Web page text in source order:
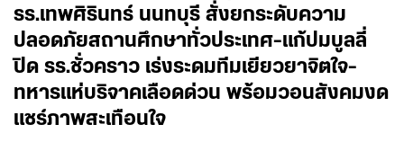
รร.เทพศิรินทร์ นนทบุรี สั่งยกระดับความ
ปลอดภัยสถานศึกษาทั่วประเทศ-แก้ปมบูลลี่
ปิด รร.ชั่วคราว เร่งระดมทีมเยียวยาจิตใจ-
ทหารแห่บริจาคเลือดด่วน พร้อมวอนสังคมงด
แชร์ภาพสะเทือนใจ